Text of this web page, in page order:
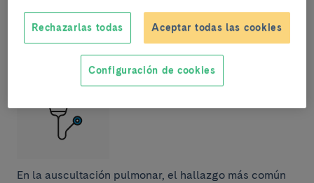
En la auscultación pulmonar, el hallazgo más común
Rechazarlas todas Aceptar todas las cookies
Configuración de cookies